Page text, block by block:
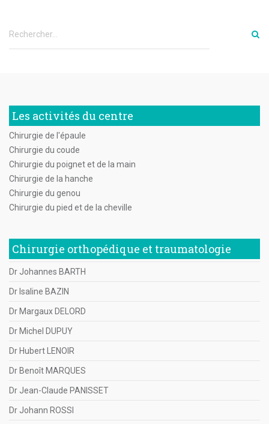
Les activités du centre
Chirurgie de l'épaule
Chirurgie du coude
Chirurgie du poignet et de la main
Chirurgie de la hanche
Chirurgie du genou
Chirurgie du pied et de la cheville
Chirurgie orthopédique et traumatologie
Dr Johannes BARTH
Dr Isaline BAZIN
Dr Margaux DELORD
Dr Michel DUPUY
Dr Hubert LENOIR
Dr Benoît MARQUES
Dr Jean-Claude PANISSET
Dr Johann ROSSI